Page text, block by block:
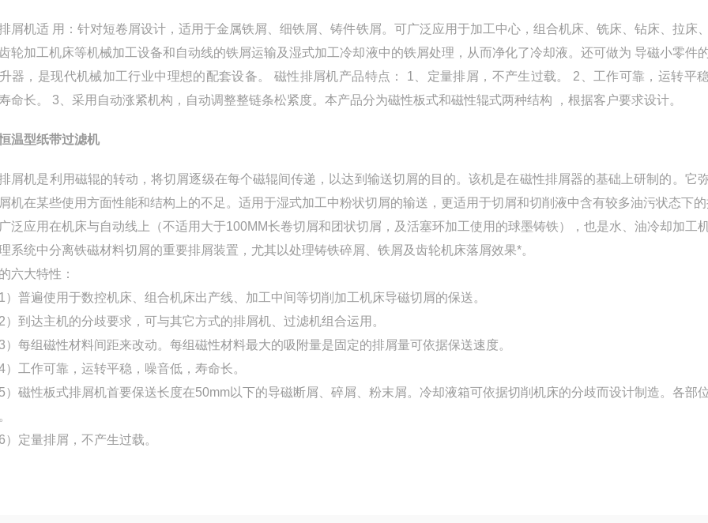
屑机适 用：针对短卷屑设计，适用于金属铁屑、细铁屑、铸件铁屑。可广泛应用于加工中心，组合机床、铣床、钻床、拉床
轮加工机床等机械加工设备和自动线的铁屑运输及湿式加工冷却液中的铁屑处理，从而净化了冷却液。还可做为 导磁小零件
器，是现代机械加工行业中理想的配套设备。 磁性排屑机产品特点： 1、定量排屑，不产生过载。 2、工作可靠，运转平
命长。 3、采用自动涨紧机构，自动调整整链条松紧度。本产品分为磁性板式和磁性辊式两种结构 ，根据客户要求设计。
温型纸带过滤机
屑机是利用磁辊的转动，将切屑逐级在每个磁辊间传递，以达到输送切屑的目的。该机是在磁性排屑器的基础上研制的。它
机在某些使用方面性能和结构上的不足。适用于湿式加工中粉状切屑的输送，更适用于切屑和切削液中含有较多油污状态下
用在机床与自动线上（不适用大于100MM长卷切屑和团状切屑，及活塞环加工使用的球墨铸铁），也是水、油冷却加工
系统中分离铁磁材料切屑的重要排屑装置，尤其以处理铸铁碎屑、铁屑及齿轮机床落屑效果*。
大特性：
遍使用于数控机床、组合机床出产线、加工中间等切削加工机床导磁切屑的保送。
达主机的分歧要求，可与其它方式的排屑机、过滤机组合运用。
组磁性材料间距来改动。每组磁性材料最大的吸附量是固定的排屑量可依据保送速度。
作可靠，运转平稳，噪音低，寿命长。
性板式排屑机首要保送长度在50mm以下的导磁断屑、碎屑、粉末屑。冷却液箱可依据切削机床的分歧而设计制造。各部
量排屑，不产生过载。